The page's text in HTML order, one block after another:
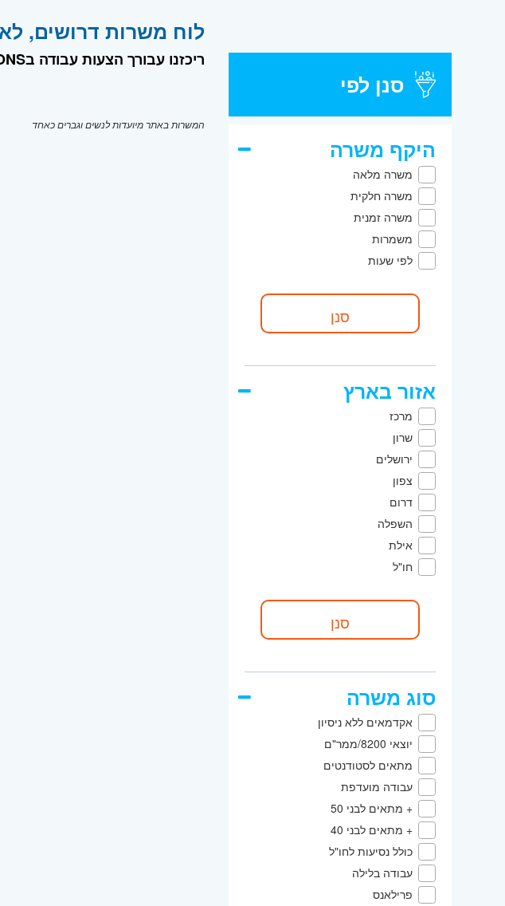
סנן לפי
היקף משרה
משרה מלאה
משרה חלקית
משרה זמנית
משמרות
לפי שעות
אזור בארץ
מרכז
שרון
ירושלים
צפון
דרום
השפלה
אילת
חו"ל
סוג משרה
אקדמאים ללא ניסיון
יוצאי 8200/ממר"ם
מתאים לסטודנטים
עבודה מועדפת
+ מתאים לבני 50
+ מתאים לבני 40
כולל נסיעות לחו"ל
עבודה בלילה
פרילאנס
לוח משרות דרושים,
ריכזנו עבורך הצעות עבודה בASAP-IT SOLUTIONS
המשרות באתר מיועדות לנשים וגברים כאחד